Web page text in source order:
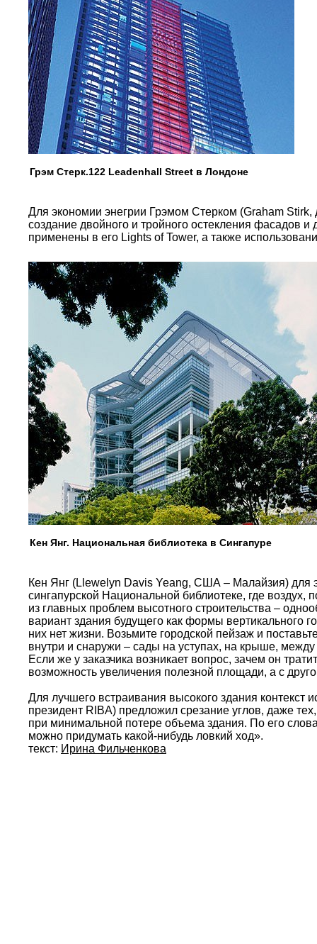
Грэм Стерк.122 Leadenhall Street в Лондоне
Для экономии энегрии Грэмом Стерком (Graham
создание двойного и тройного остекления фасадов
применены в его Lights of Tower, а также
Кен Янг. Национальная библиотека в Сингапуре
Кен Янг (Llewelyn Davis Yeang, США – Малайзия) для
сингапурской Национальной библиотеке, где
из главных проблем высотного строительства –
вариант здания будущего как формы вертикального
них нет жизни. Возьмите городской пейзаж и
внутри и снаружи – сады на уступах, на крыше,
Если же у заказчика возникает вопрос, зачем он
возможность увеличения полезной площади, а с
Для лучшего встраивания высокого здания
президент RIBA) предложил срезание углов, даже
при минимальной потере объема здания. По его
можно придумать какой-нибудь ловкий ход».
текст: Ирина Фильченкова